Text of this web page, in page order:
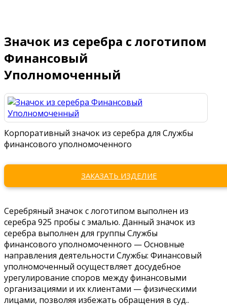
Значок из серебра с логотипом
Финансовый
Уполномоченный
Корпоративный значок из серебра для Службы
финансового уполномоченного
ЗАКАЗАТЬ ИЗДЕЛИЕ
Серебряный значок с логотипом выполнен из
серебра 925 пробы с эмалью. Данный значок из
серебра выполнен для группы Службы
финансового уполномоченного — Основные
направления деятельности Службы: Финансовый
уполномоченный осуществляет досудебное
урегулирование споров между финансовыми
организациями и их клиентами — физическими
лицами, позволяя избежать обращения в суд..